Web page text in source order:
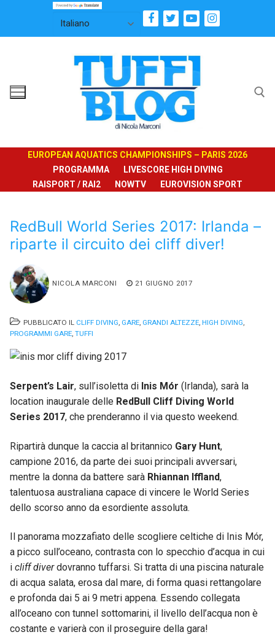
contenuto
EUROPEAN AQUATICS CHAMPIONSHIPS – PARIS 2026
PROGRAMMA
LIVESCORE HIGH DIVING
RAISPORT / RAI2
NOWTV EUROVISION SPORT
RedBull World Series 2017: Irlanda –
riparte il circuito dei cliff diver!
NICOLA MARCONI 21 GIUGNO 2017
PUBBLICATO IL CLIFF DIVING, GARE, GRANDI ALTEZZE, HIGH DIVING,
PROGRAMMI GARE, TUFFI
Serpent’s Lair, sull’isoletta di Inis Mór (Irlanda), sarà la
location inaugurale delle RedBull Cliff Diving World
Series 2017, che prenderanno il via questo weekend.
Ripartirà dunque la caccia al britannico Gary Hunt,
campione 2016, da parte dei suoi principali avversari,
mentre la donna da battere sarà Rhiannan Iffland,
talentuosa australiana capace di vincere le World Series
dello scorso anno da esordiente assoluta.
Il panorama mozzafiato delle scogliere celtiche di Inis Mór,
a picco sull’oceano, contrasta con lo specchio d’acqua in cui
i cliff diverdovranno tuffarsi. Si tratta di una piscina naturale
di acqua salata, erosa dal mare, di forma quasi rettangolare
e profonda dai 5 ai 9 metri appena. Essendo collegata
all’oceano con tunnel sottomarini, il livello dell’acqua non è
costante e varierà con il proseguire della gara!